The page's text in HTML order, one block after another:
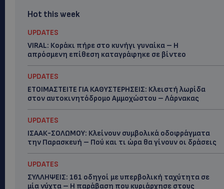
Hot this week
UPDATES
VIRAL: Κοράκι πήρε στο κυνήγι γυναίκα – Η
απρόσμενη επίθεση καταγράφηκε σε βίντεο
UPDATES
ΕΤΟΙΜΑΣΤΕΙΤΕ ΓΙΑ ΚΑΘΥΣΤΕΡΗΣΕΙΣ: Κλειστή λωρίδα
στον αυτοκινητόδρομο Αμμοχώστου – Λάρνακας
UPDATES
ΙΣΑΑΚ-ΣΟΛΩΜΟΥ: Κλείνουν συμβολικά οδοφράγματα
την Παρασκευή – Πού και τι ώρα θα γίνουν οι δράσεις
UPDATES
ΣΥΛΛΗΨΕΙΣ: 161 οδηγοί με υπερβολική ταχύτητα σε
μία νύχτα – Η παράβαση που κυριάρχησε στους